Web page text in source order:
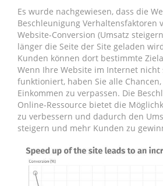
Es wurde nachgewiesen, dass die
Beschleunigung Verhaltensfaktoren
Website-Conversion (Umsatz
länger die Seite der Site geladen
Kunden können dort bestimmte
Wenn Ihre Website im Internet nicht
funktioniert, haben Sie alle
Einkommen zu verpassen. Die
Online-Ressource bietet die
zu verbessern und dadurch den
steigern und mehr Kunden zu